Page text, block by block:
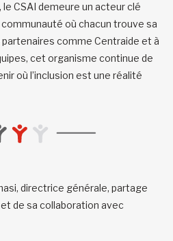
le CSAI demeure un acteur clé
où chacun trouve sa
partenaires comme Centraide et à
cet organisme continue de
où l’inclusion est une réalité
directrice générale, partage
de sa collaboration avec